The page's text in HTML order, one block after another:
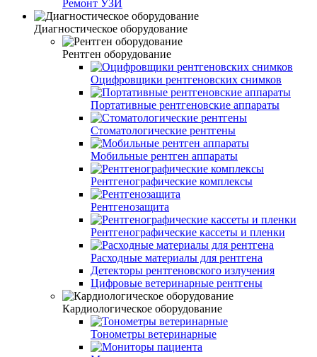
Ремонт УЗИ
Диагностическое оборудование
Рентген оборудование
Оцифровщики рентгеновских снимков
Портативные рентгеновские аппараты
Стоматологические рентгены
Мобильные рентген аппараты
Рентгенографические комплексы
Рентгенозащита
Рентгенографические кассеты и пленки
Расходные материалы для рентгена
Детекторы рентгеновского излучения
Цифровые ветеринарные рентгены
Кардиологическое оборудование
Тонометры ветеринарные